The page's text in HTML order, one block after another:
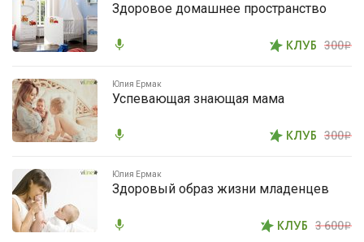
Здоровое домашнее пространство
mic КЛУБ 300i
Юлия Ермак
Успевающая знающая мама
mic КЛУБ 300i
Юлия Ермак
Здоровый образ жизни младенцев
mic КЛУБ 3 600i